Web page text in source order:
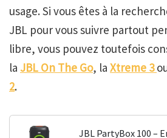
usage. Si vous êtes à la
JBL pour vous suivre partout
libre, vous pouvez toutefois
la JBL On The Go, la Xtreme 3
2.
JBL PartyBox 100 –